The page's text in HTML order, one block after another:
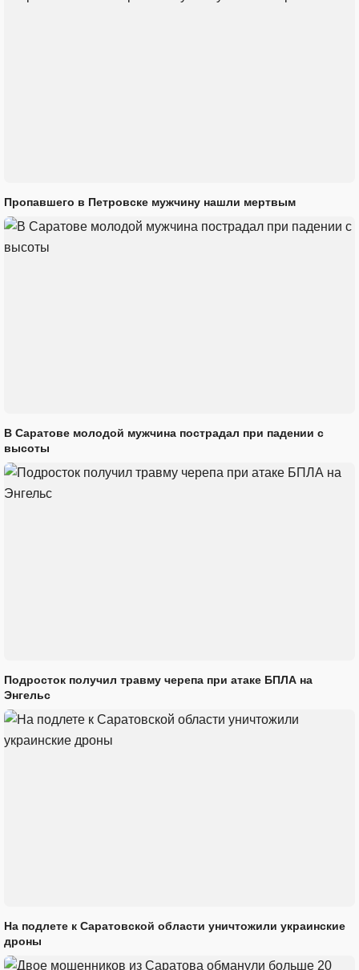
Пропавшего в Петровске мужчину нашли мертвым
В Саратове молодой мужчина пострадал при падении с
высоты
Подросток получил травму черепа при атаке БПЛА на
Энгельс
На подлете к Саратовской области уничтожили украинские
дроны